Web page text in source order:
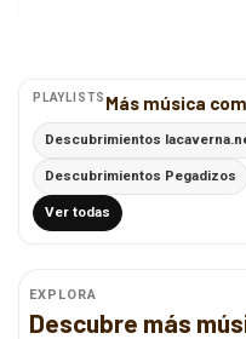
PLAYLISTS Más música
Descubrimientos
Descubrimientos Pegadizos
Ver todas
EXPLORA
Descubre más